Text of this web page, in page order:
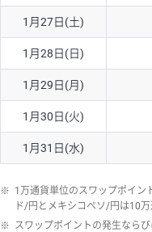
1月27日(土)
1月28日(日)
1月29日(月)
1月30日(火)
1月31日(水)
※ 1万通貨単位のスワップポイン
ド/円とメキシコペソ/円は10万
※ スワップポイントの発生なら